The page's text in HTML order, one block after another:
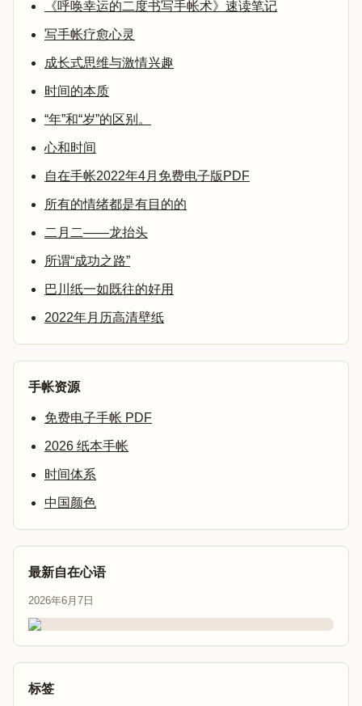
《呼唤幸运的二度书写手帐术》速读笔记
写手帐疗愈心灵
成长式思维与激情兴趣
时间的本质
“年”和“岁”的区别。
心和时间
自在手帐2022年4月免费电子版PDF
所有的情绪都是有目的的
二月二——龙抬头
所谓“成功之路”
巴川纸一如既往的好用
2022年月历高清壁纸
手帐资源
免费电子手帐 PDF
2026 纸本手帐
时间体系
中国颜色
最新自在心语
2026年6月7日
标签